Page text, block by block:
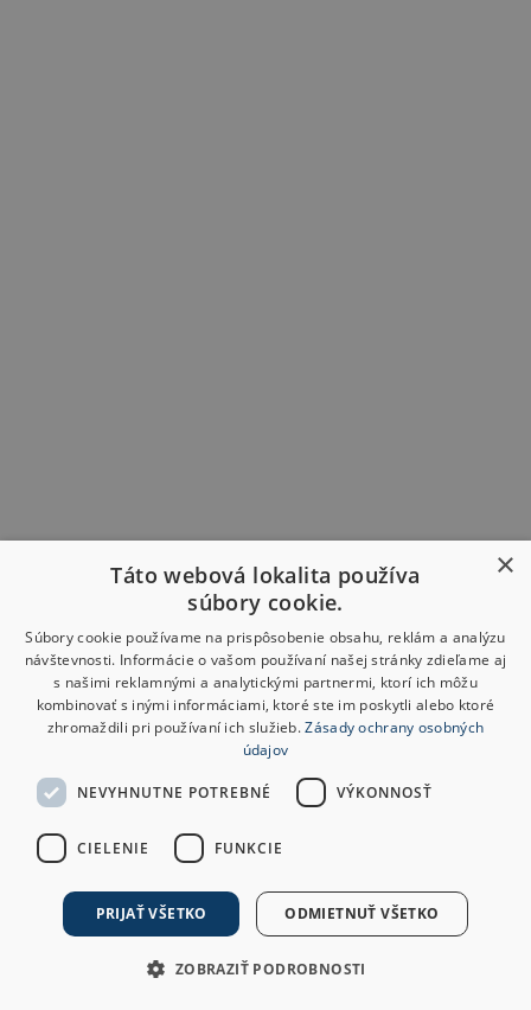
×
Táto webová lokalita používa
súbory cookie.
Súbory cookie používame na prispôsobenie obsahu, reklám a analýzu
návštevnosti. Informácie o vašom používaní našej stránky zdieľame aj
s našimi reklamnými a analytickými partnermi, ktorí ich môžu
kombinovať s inými informáciami, ktoré ste im poskytli alebo ktoré
zhromaždili pri používaní ich služieb.Zásady ochrany osobných
údajov
NEVYHNUTNE POTREBNÉ VÝKONNOSŤ
CIELENIE FUNKCIE
PRIJAŤ VŠETKO ODMIETNUŤ VŠETKO
ZOBRAZIŤ PODROBNOSTI